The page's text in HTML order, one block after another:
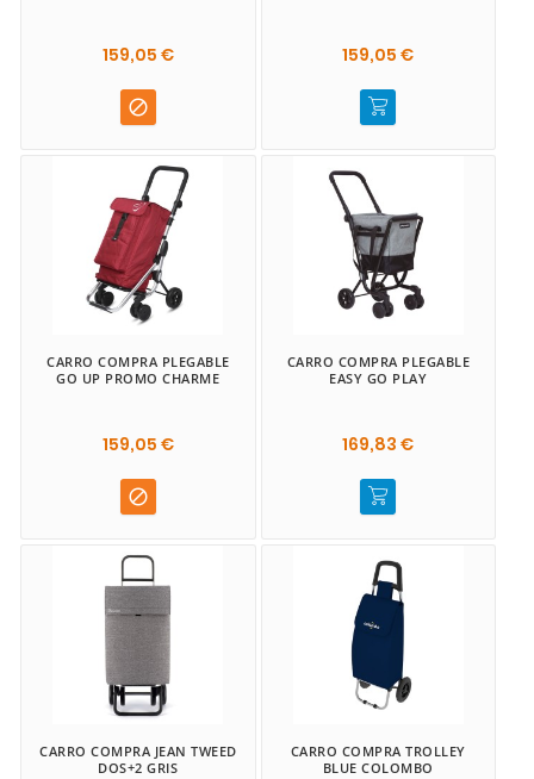
159,05 €

159,05 €
CARRO COMPRA PLEGABLE
GO UP PROMO CHARME
159,05 €

CARRO COMPRA PLEGABLE
EASY GO PLAY
169,83 €
CARRO COMPRA JEAN TWEED
DOS+2 GRIS
CARRO COMPRA TROLLEY
BLUE COLOMBO